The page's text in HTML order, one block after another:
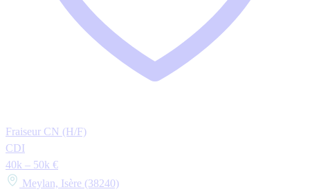
Fraiseur CN (H/F)
CDI
40k – 50k €
Meylan, Isère (38240)